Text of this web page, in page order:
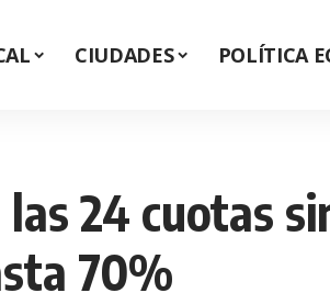
CIUDADES POLÍTICA
24 cuotas
70%